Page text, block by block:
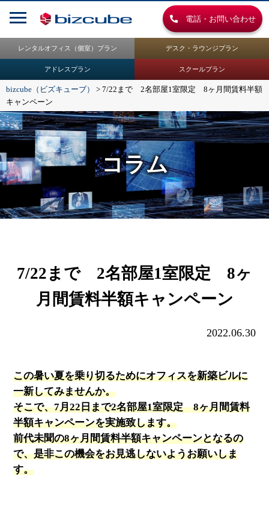
電話・お問い合わせ
レンタルオフィス（個室）プラン デスク・ラウンジプラン
アドレスプラン スクールプラン
bizcube（ビズキューブ） > 7/22まで 2名部屋1室限定 8ヶ月間賃料半額
キャンペーン
コラム
7/22まで 2名部屋1室限定 8ヶ
月間賃料半額キャンペーン
2022.06.30
この暑い夏を乗り切るためにオフィスを新築ビルに
一新してみませんか。
そこで、7月22日まで2名部屋1室限定 8ヶ月間賃料
半額キャンペーンを実施致します。
前代未聞の8ヶ月間賃料半額キャンペーンとなるの
で、是非この機会をお見逃しないようお願いしま
す。